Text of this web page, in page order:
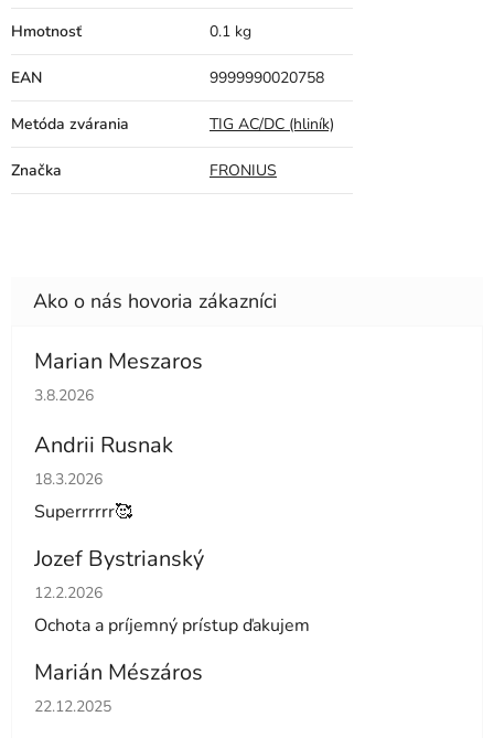
Hmotnosť 0.1 kg
EAN 9999990020758
Metóda zvárania TIG AC/DC (hliník)
Značka FRONIUS
Marian Meszaros
Hodnotenie obchodu je 5 z 5 hviezdičiek.
3.8.2026
Andrii Rusnak
Hodnotenie obchodu je 5 z 5 hviezdičiek.
18.3.2026
Superrrrrr🥰
Jozef Bystrianský
Hodnotenie obchodu je 5 z 5 hviezdičiek.
12.2.2026
Ochota a príjemný prístup ďakujem
Marián Mészáros
Hodnotenie obchodu je 5 z 5 hviezdičiek.
22.12.2025